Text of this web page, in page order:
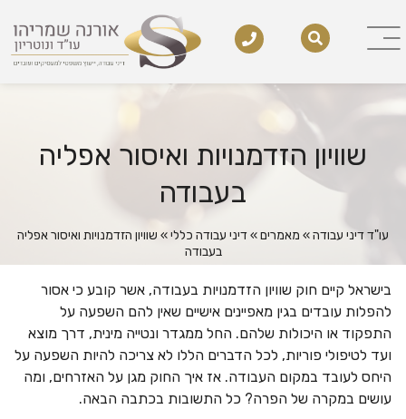
שוויון הזדמנויות ואיסור אפליה
בעבודה
עו"ד דיני עבודה» מאמרים»דיני עבודה כללי» שוויון הזדמנויות ואיסור אפליה
בעבודה
בישראל קיים חוק שוויון הזדמנויות בעבודה, אשר קובע כי אסור
להפלות עובדים בגין מאפיינים אישיים שאין להם השפעה על
התפקוד או היכולות שלהם. החל ממגדר ונטייה מינית, דרך מוצא
ועד לטיפולי פוריות, לכל הדברים הללו לא צריכה להיות השפעה על
היחס לעובד במקום העבודה. אז איך החוק מגן על האזרחים, ומה
עושים במקרה של הפרה? כל התשובות בכתבה הבאה.